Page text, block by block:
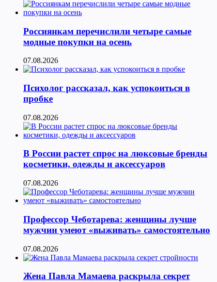
Россиянкам перечислили четыре самые
модные покупки на осень
07.08.2026
Психолог рассказал, как успокоиться в
пробке
07.08.2026
В России растет спрос на люксовые бренды
косметики, одежды и аксессуаров
07.08.2026
Профессор Чеботарева: женщины лучше
мужчин умеют «выживать» самостоятельно
07.08.2026
Жена Павла Мамаева раскрыла секрет